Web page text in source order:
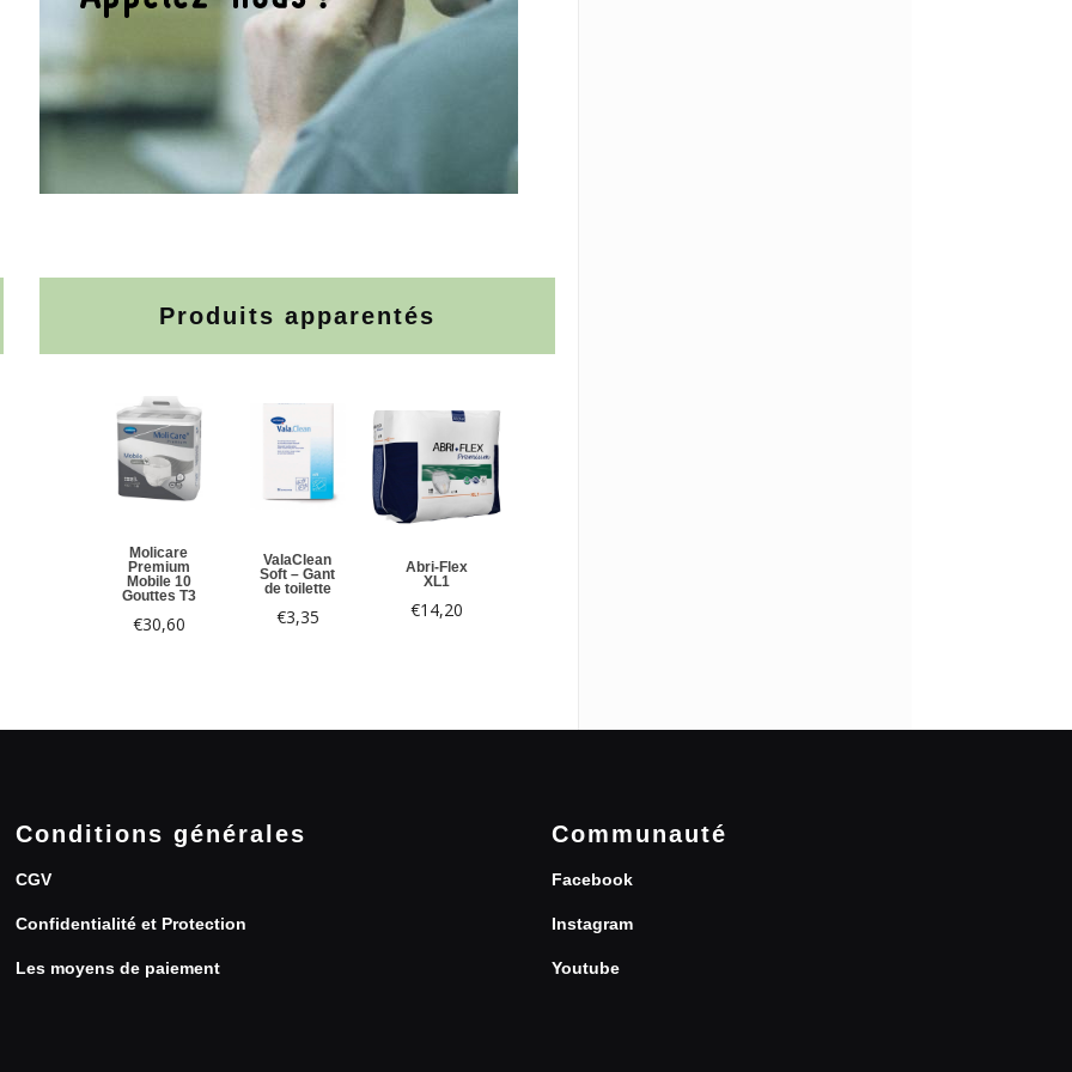
Produits apparentés
Molicare
Premium
Mobile 10
Gouttes T3
€30,60
ValaClean
Soft – Gant
de toilette
€3,35
Abri-Flex
XL1
€14,20
Conditions générales
CGV
Confidentialité et Protection
Les moyens de paiement
Communauté
Facebook
Instagram
Youtube